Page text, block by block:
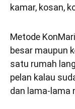
kamar, kosan,
Metode
besar maupun
satu rumah
pelan kalau
dan lama-lama